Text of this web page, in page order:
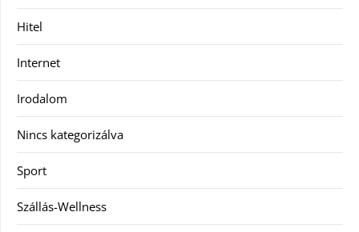
Hitel
Internet
Irodalom
Nincs kategorizálva
Sport
Szállás-Wellness